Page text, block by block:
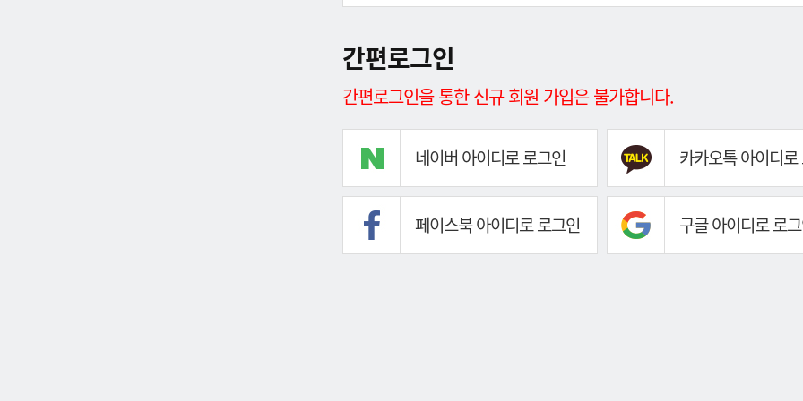
간편로그인
간편로그인을 통한 신규 회원 가입은 불가합니다.
네이버 아이디로 로그인 카카오톡 아이디로
페이스북 아이디로 로그인 구글 아이디로 로